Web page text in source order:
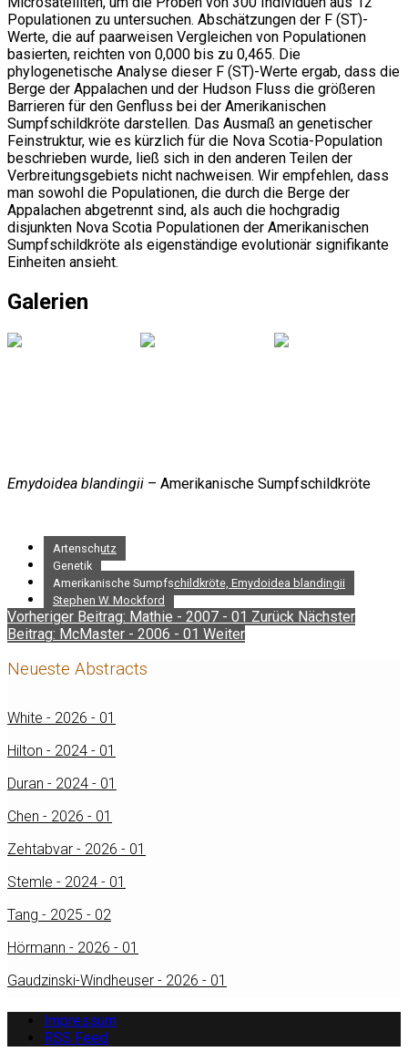
Populationen zu untersuchen. Abschätzungen der F (ST)-
Werte, die auf paarweisen Vergleichen von Populationen
basierten, reichten von 0,000 bis zu 0,465. Die
phylogenetische Analyse dieser F (ST)-Werte ergab, dass die
Berge der Appalachen und der Hudson Fluss die größeren
Barrieren für den Genfluss bei der Amerikanischen
Sumpfschildkröte darstellen. Das Ausmaß an genetischer
Feinstruktur, wie es kürzlich für die Nova Scotia-Population
beschrieben wurde, ließ sich in den anderen Teilen der
Verbreitungsgebiets nicht nachweisen. Wir empfehlen, dass
man sowohl die Populationen, die durch die Berge der
Appalachen abgetrennt sind, als auch die hochgradig
disjunkten Nova Scotia Populationen der Amerikanischen
Sumpfschildkröte als eigenständige evolutionär signifikante
Einheiten ansieht.
Galerien
Emydoidea blandingii – Amerikanische Sumpfschildkröte
Artenschutz
Genetik
Amerikanische Sumpfschildkröte, Emydoidea blandingii
Stephen W. Mockford
Vorheriger Beitrag: Mathie - 2007 - 01 Zurück Nächster
Beitrag: McMaster - 2006 - 01 Weiter
Neueste Abstracts
White - 2026 - 01
Hilton - 2024 - 01
Duran - 2024 - 01
Chen - 2026 - 01
Zehtabvar - 2026 - 01
Stemle - 2024 - 01
Tang - 2025 - 02
Hörmann - 2026 - 01
Gaudzinski-Windheuser - 2026 - 01
Impressum
RSS Feed